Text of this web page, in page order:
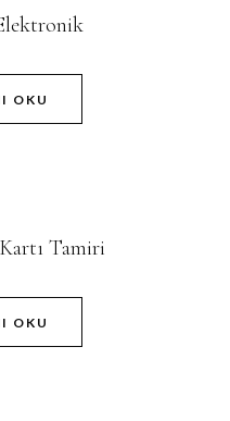
OKU
Tamiri
OKU